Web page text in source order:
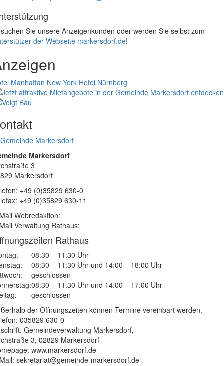
Sie unsere Anzeigenkunden oder werden Sie selbst zum
der Webseite markersdorf.de!
Manhattan New York Hotel Nürnberg
Markersdorf
3
Markersdorf
+49 (0)35829 630-0
+49 (0)35829 630-11
Webredaktion:
Verwaltung Rathaus:
Rathaus
08:30 – 11:30 Uhr
08:30 – 11:30 Uhr und 14:00 – 18:00 Uhr
geschlossen
08:30 – 11:30 Uhr und 14:00 – 17:00 Uhr
geschlossen
der Öffnungszeiten können Termine vereinbart werden.
035829 630-0
Gemeindeverwaltung Markersdorf,
3, 02829 Markersdorf
www.markersdorf.de
sekretariat@gemeinde-markersdorf.de